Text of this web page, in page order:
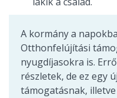
A kormány a
Otthonfelújítási
nyugdíjasokra is.
részletek, de ez egy
támogatásnak,